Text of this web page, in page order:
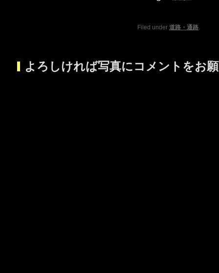
Filed under 道路・通路.
よろしければ写真にコメントをお